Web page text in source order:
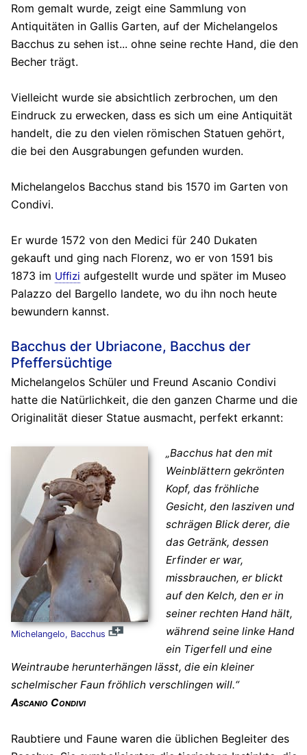
Rom gemalt wurde, zeigt eine Sammlung von
Antiquitäten in Gallis Garten, auf der Michelangelos
Bacchus zu sehen ist... ohne seine rechte Hand, die den
Becher trägt.
Vielleicht wurde sie absichtlich zerbrochen, um den
Eindruck zu erwecken, dass es sich um eine Antiquität
handelt, die zu den vielen römischen Statuen gehört,
die bei den Ausgrabungen gefunden wurden.
Michelangelos Bacchus stand bis 1570 im Garten von
Condivi.
Er wurde 1572 von den Medici für 240 Dukaten
gekauft und ging nach Florenz, wo er von 1591 bis
1873 im Uffizi aufgestellt wurde und später im Museo
Palazzo del Bargello landete, wo du ihn noch heute
bewundern kannst.
Bacchus der Ubriacone, Bacchus der
Pfeffersüchtige
Michelangelos Schüler und Freund Ascanio Condivi
hatte die Natürlichkeit, die den ganzen Charme und die
Originalität dieser Statue ausmacht, perfekt erkannt:
Michelangelo, Bacchus
„Bacchus hat den mit
Weinblättern gekrönten
Kopf, das fröhliche
Gesicht, den lasziven und
schrägen Blick derer, die
das Getränk, dessen
Erfinder er war,
missbrauchen, er blickt
auf den Kelch, den er in
seiner rechten Hand hält,
während seine linke Hand
ein Tigerfell und eine
Weintraube herunterhängen lässt, die ein kleiner
schelmischer Faun fröhlich verschlingen will.“
Ascanio Condivi
Raubtiere und Faune waren die üblichen Begleiter des